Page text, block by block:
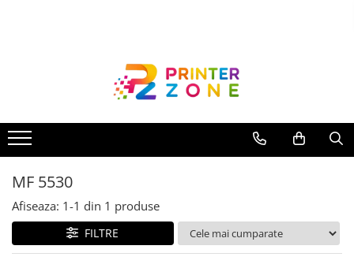
Imprimante cu jet
Multifunctionale laser
Multifunctionale cu jet
Imprimante etichete
Imprimante termice
Scanere
MF 5530
Afiseaza: 1-1 din 1 produse
FILTRE